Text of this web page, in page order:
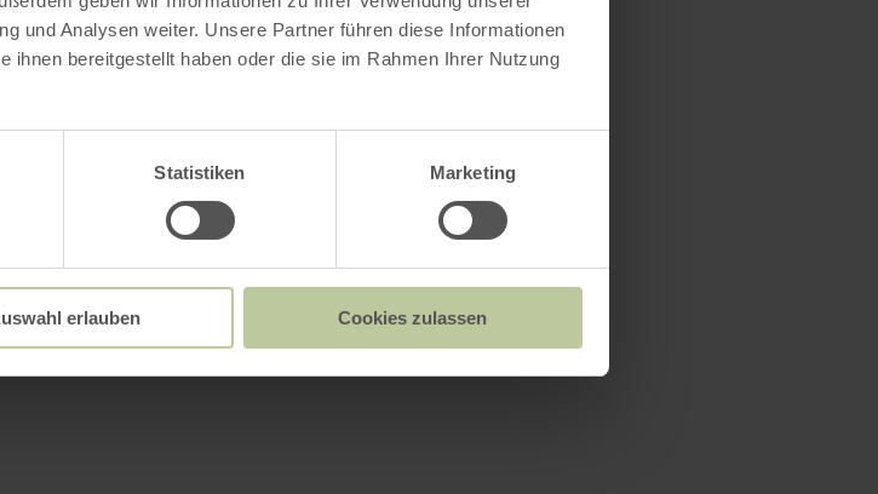
und Analysen weiter. Unsere Partner führen diese Informationen
ihnen bereitgestellt haben oder die sie im Rahmen Ihrer Nutzung
Statistiken Marketing
erlauben Cookies zulassen